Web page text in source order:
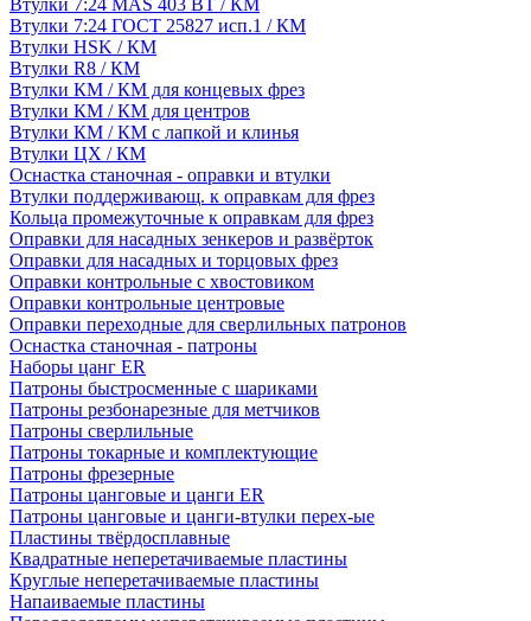
Втулки 7:24 MAS 403 BT / КМ
Втулки 7:24 ГОСТ 25827 исп.1 / КМ
Втулки HSK / КМ
Втулки R8 / КМ
Втулки КМ / КМ для концевых фрез
Втулки КМ / КМ для центров
Втулки КМ / КМ с лапкой и клинья
Втулки ЦХ / КМ
Оснастка станочная - оправки и втулки
Втулки поддерживающ. к оправкам для фрез
Кольца промежуточные к оправкам для фрез
Оправки для насадных зенкеров и развёрток
Оправки для насадных и торцовых фрез
Оправки контрольные с хвостовиком
Оправки контрольные центровые
Оправки переходные для сверлильных патронов
Оснастка станочная - патроны
Наборы цанг ER
Патроны быстросменные с шариками
Патроны резбонарезные для метчиков
Патроны сверлильные
Патроны токарные и комплектующие
Патроны фрезерные
Патроны цанговые и цанги ER
Патроны цанговые и цанги-втулки перех-ые
Пластины твёрдосплавные
Квадратные неперетачиваемые пластины
Круглые неперетачиваемые пластины
Напаиваемые пластины